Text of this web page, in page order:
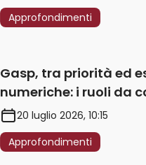
Approfondimenti
Gasp, tra priorità ed
numeriche: i ruoli da
20 luglio 2026, 10:15
Approfondimenti